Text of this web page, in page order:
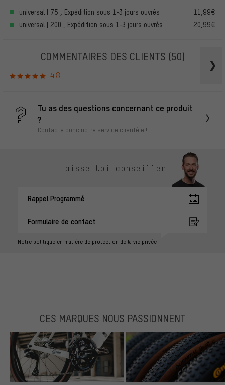
universal | 75 , Expédition sous 1-3 jours ouvrés
11,99€
universal | 200 , Expédition sous 1-3 jours ouvrés
20,99€
COMMENTAIRES DES CLIENTS (50)
4.8
Tu as des questions concernant ce produit
?
Contacte donc notre service clientèle !
Laisse-toi conseiller
Rappel Programmé
Formulaire de contact
Notre politique en matière de protection de la vie privée
CES MARQUES NOUS PASSIONNENT